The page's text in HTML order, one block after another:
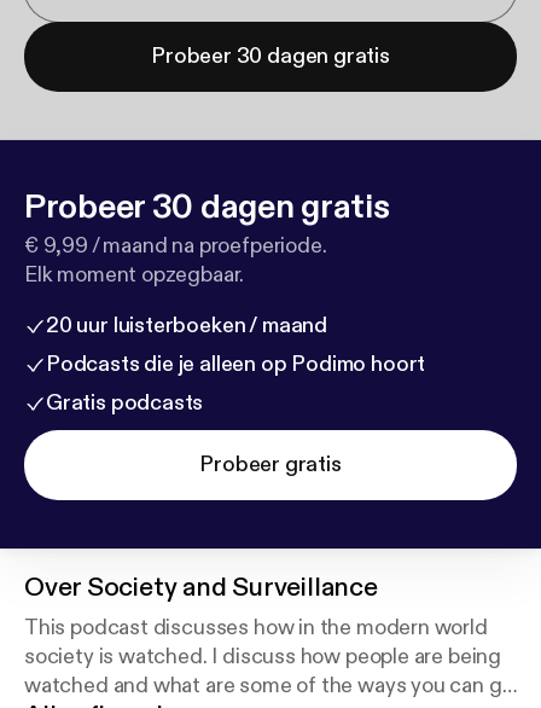
Probeer 30 dagen gratis
Probeer 30 dagen gratis
€ 9,99 / maand na proefperiode.
Elk moment opzegbaar.
20 uur luisterboeken / maand
Podcasts die je alleen op Podimo hoort
Gratis podcasts
Probeer gratis
Over Society and Surveillance
This podcast discusses how in the modern world
society is watched. I discuss how people are being
watched and what are some of the ways you can go